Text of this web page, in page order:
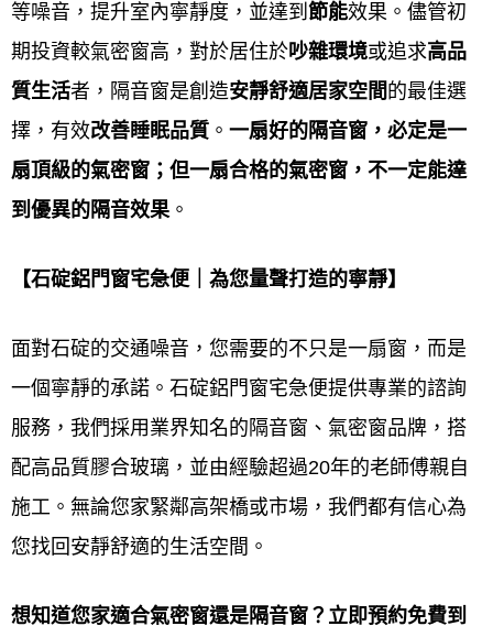
善的售後服務，以實現永續經營和提升居住品質。 具
體的宗旨會因公司而異，但核心原則是結合專業知
識，了解客戶需求，並提供精確的規劃與合理的價
格，最終達到客戶滿意。
品質：
安全：
服務：
您的需求設計出符合您個人的客製化服務
等噪音，提升室內寧靜度，並達到 節能效果。儘管初
期投資較氣密窗高，對於居住於吵雜環境或追求高品
質生活者，隔音窗是創造安靜舒適居家空間 的最佳選
擇，有效改善睡眠品質 。 一扇好的隔音窗，必定是一
扇頂級的氣密窗；但一扇合格的氣密窗，不一定能達
到優異的隔音效果。
【石碇鋁門窗宅急便｜為您量聲打造的寧靜】
面對石碇的交通噪音，您需要的不只是一扇窗，而是
一個寧靜的承諾。石碇鋁門窗宅急便提供專業的諮詢
服務，我們採用業界知名的隔音窗、氣密窗品牌，搭
配高品質膠合玻璃，並由經驗超過20年的老師傅親自
施工。無論您家緊鄰高架橋或市場，我們都有信心為
您找回安靜舒適的生活空間。
想知道您家適合氣密窗還是隔音窗？立即預約免費到